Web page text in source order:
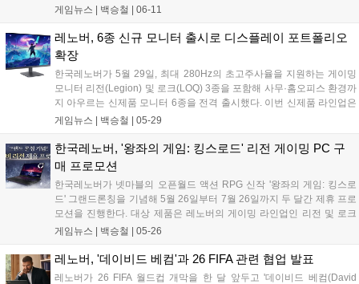
인업은 인텔의 최신 프로세서와 향상된 내장 그래픽을 통해 일상적인 업
레이 환경까지 폭넓게 지원하는 것이 특징이다....
게임뉴스 | 백승철 06-11
레노버, 6종 신규 모니터 출시로 디스플레이 포트폴리오
확장
한국레노버가 5월 29일, 최대 280Hz의 초고주사율을 지원하는 게이밍
모니터 리전(Legion) 및 로크(LOQ) 3종을 포함해 사무·홈오피스 환경까
지 아우르는 신제품 모니터 6종을 전격 출시했다. 이번 신제품 라인업은
인풋랙과 화면 전환 시의 잔상을 줄인 고성능 디스플레이 기술을 탑재해
해 3년간의 품질 보증과 함께 무결점 보증 서비스인 리얼 케어(Real
Care)를 기본 제공하여 제품 신뢰도를 높였다....
게임뉴스 | 백승철 05-29
한국레노버, '왕좌의 게임: 킹스로드' 리전 게이밍 PC 구
매 프로모션
한국레노버가 넷마블의 오픈월드 액션 RPG 신작 '왕좌의 게임: 킹스로
드' 그랜드론칭을 기념해 5월 26일부터 7월 26일까지 두 달간 제휴 프로
모션을 진행한다. 대상 제품은 레노버의 게이밍 라인업인 리전 및 로크
10세대 및 11세대 전 라인업으로 국내 주요 오픈마켓에 입점한 레노버
다....
게임뉴스 | 백승철 05-26
레노버, '데이비드 베컴'과 26 FIFA 관련 협업 발표
레노버가 26 FIFA 월드컵 개막을 한 달 앞두고 '데이비드 베컴(David